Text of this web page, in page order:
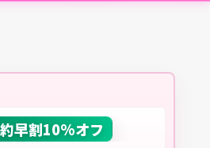
早割10%オフ